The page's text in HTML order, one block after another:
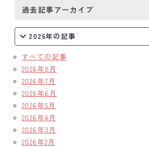
クラブのあゆみ
クラブの歴史
記念誌
案内
例会場・事務局の案内
リンク集
過去記事アーカイブ
2026年の記事
すべての記事
2026年8月
2026年7月
2026年6月
2026年5月
2026年4月
2026年3月
2026年2月